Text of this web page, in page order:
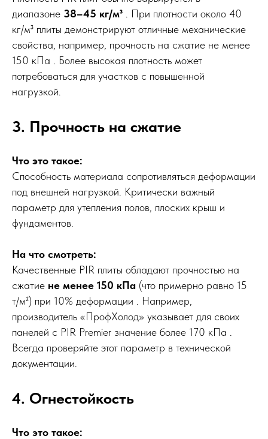
диапазоне 38–45 кг/м³ . При плотности около 40
кг/м³ плиты демонстрируют отличные механические
свойства, например, прочность на сжатие не менее
150 кПа . Более высокая плотность может
потребоваться для участков с повышенной
нагрузкой.
3. Прочность на сжатие
Что это такое:
Способность материала сопротивляться деформации
под внешней нагрузкой. Критически важный
параметр для утепления полов, плоских крыш и
фундаментов.
На что смотреть:
Качественные PIR плиты обладают прочностью на
сжатие не менее 150 кПа (что примерно равно 15
т/м²) при 10% деформации . Например,
производитель «ПрофХолод» указывает для своих
панелей с PIR Premier значение более 170 кПа .
Всегда проверяйте этот параметр в технической
документации.
4. Огнестойкость
Что это такое: